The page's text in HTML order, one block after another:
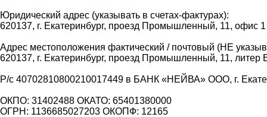
Юридический адрес (указывать в счетах-фактурах):
620137, г. Екатеринбург, проезд Промышленный, 11, офис 1
Адрес местоположения фактический / почтовый (НЕ
620137, г. Екатеринбург, проезд Промышленный, 11, литер
Р/с 40702810800210017449 в БАНК «НЕЙВА» ООО, г.
ОКПО: 31402488 ОКАТО: 65401380000
ОГРН: 1136685027203 ОКОПФ: 12165